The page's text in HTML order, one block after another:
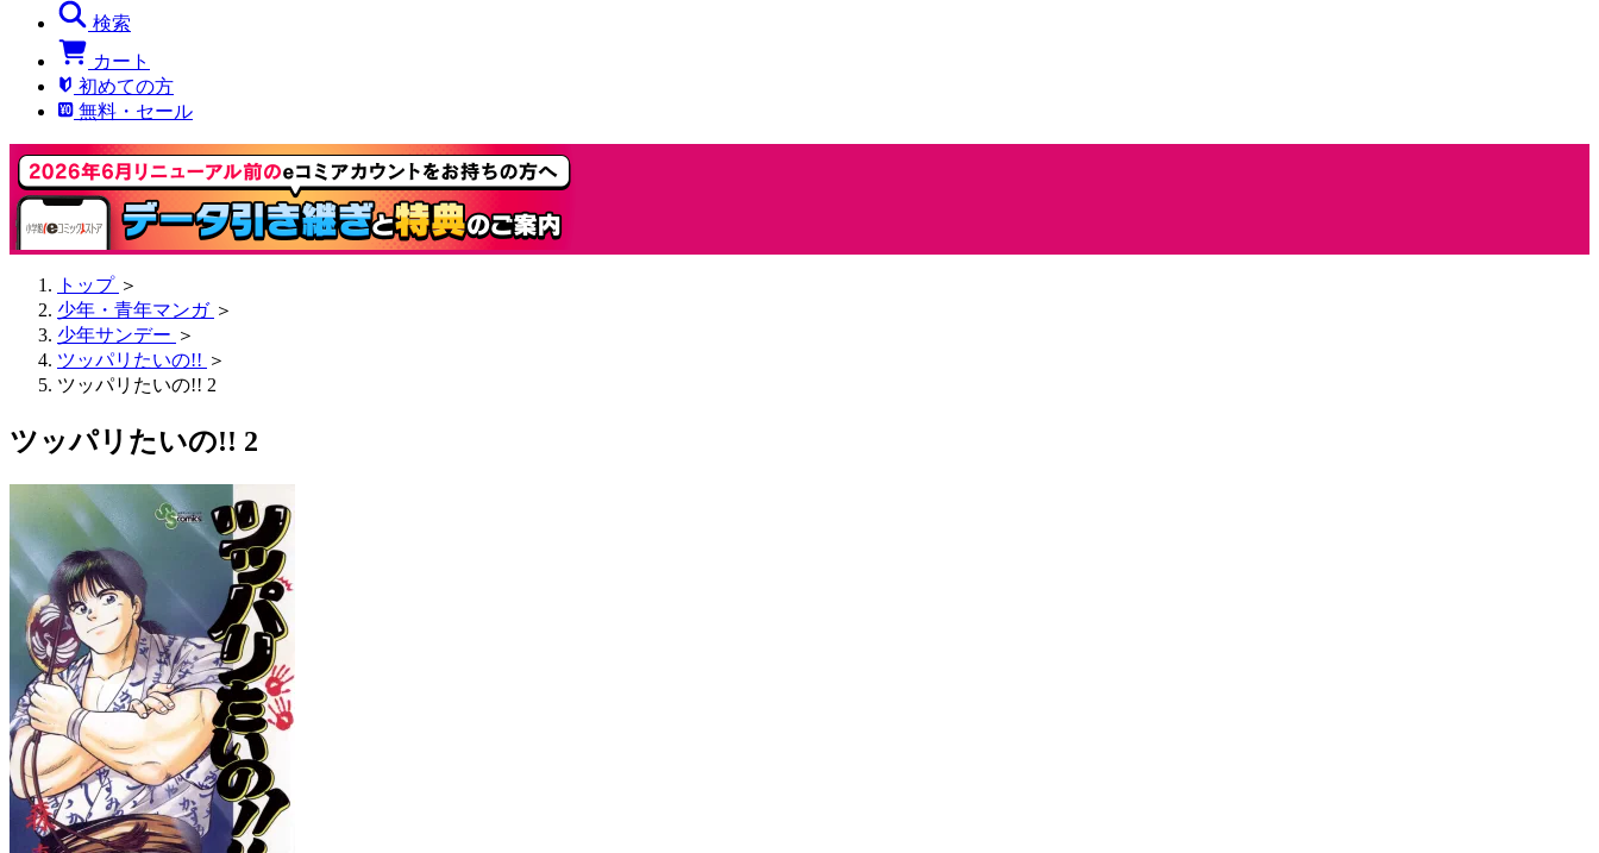
検索
カート
初めての方
無料・セール
トップ ＞
少年・青年マンガ ＞
少年サンデー ＞
ツッパリたいの!! ＞
ツッパリたいの!! 2
ツッパリたいの!! 2